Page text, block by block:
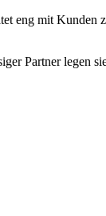
eng mit Kunden
Partner legen